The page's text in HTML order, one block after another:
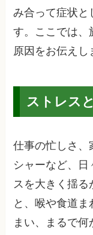
み合って症状と
す。ここでは、
原因をお伝えし
ストレス
仕事の忙しさ、
シャーなど、
スを大きく揺る
と、喉や食道
まい、まるで